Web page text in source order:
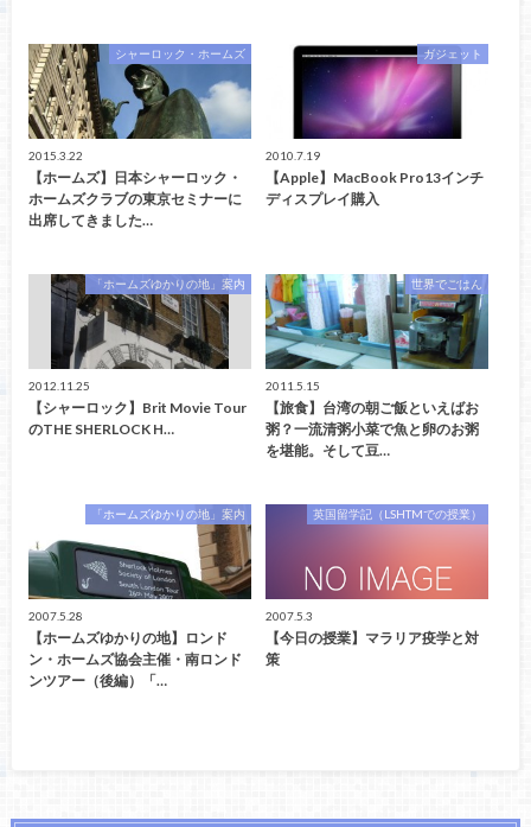
シャーロック・ホームズ
2015.3.22
【ホームズ】日本シャーロック・
ホームズクラブの東京セミナーに
出席してきました…
ガジェット
2010.7.19
【Apple】MacBook Pro13インチ
ディスプレイ購入
「ホームズゆかりの地」案内
2012.11.25
【シャーロック】Brit Movie Tour
のTHE SHERLOCK H…
世界でごはん
2011.5.15
【旅食】台湾の朝ご飯といえばお
粥？一流清粥小菜で魚と卵のお粥
を堪能。そして豆…
「ホームズゆかりの地」案内
2007.5.28
【ホームズゆかりの地】ロンド
ン・ホームズ協会主催・南ロンド
ンツアー（後編）「…
英国留学記（LSHTMでの授業）
2007.5.3
【今日の授業】マラリア疫学と対
策